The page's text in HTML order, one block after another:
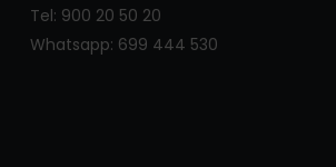
Tel: 900 20 50 20
Whatsapp: 699 444 530